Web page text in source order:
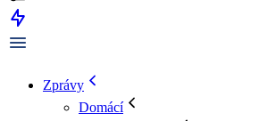
Zprávy
Domácí